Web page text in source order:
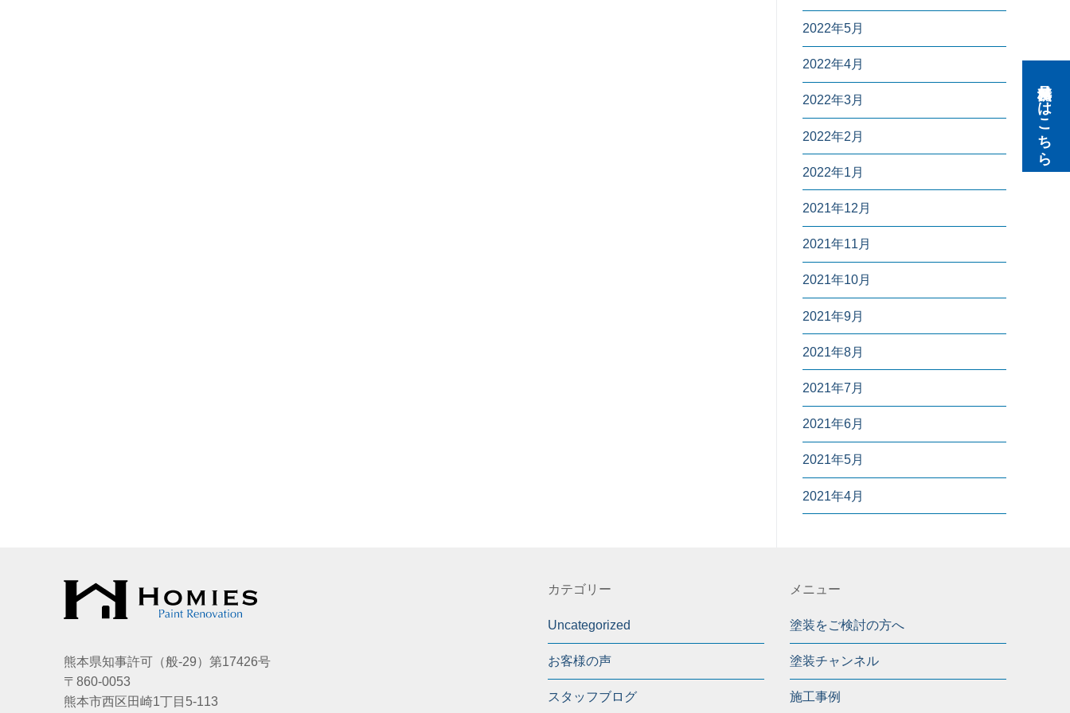
2022年5月
2022年4月
2022年3月
2022年2月
2022年1月
2021年12月
2021年11月
2021年10月
2021年9月
2021年8月
2021年7月
2021年6月
2021年5月
2021年4月
熊本県知事許可（般-29）第17426号
〒860-0053
熊本市西区田崎1丁目5-113
カテゴリー
Uncategorized
お客様の声
スタッフブログ
メニュー
塗装をご検討の方へ
塗装チャンネル
施工事例
無料見積りはこちら